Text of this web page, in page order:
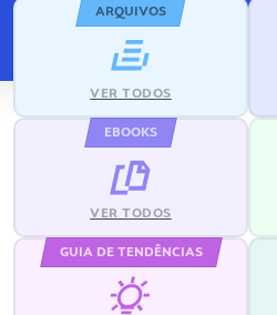
ARQUIVOS
VER TODOS
EBOOKS
VER TODOS
GUIA DE TENDÊNCIAS